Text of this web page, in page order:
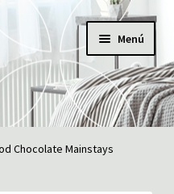
Menú
Chocolate Mainstays